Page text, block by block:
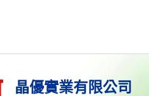
晶優實業有限公司